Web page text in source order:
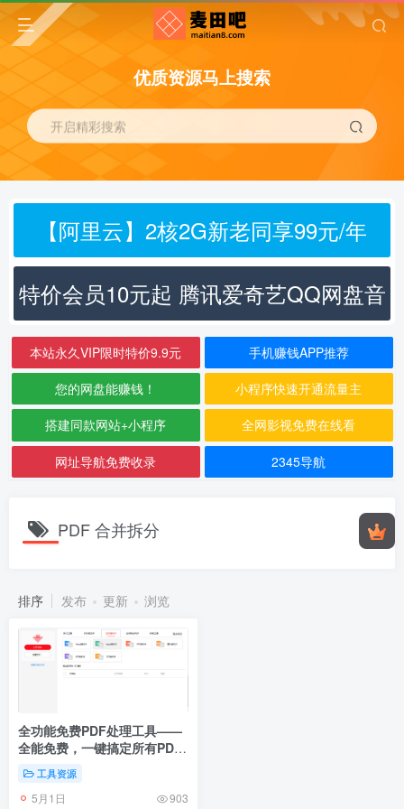
优质资源马上搜索
开启精彩搜索
【阿里云】2核2G新老同享99元/年
特价会员10元起 腾讯爱奇艺QQ网盘音
乐
本站永久VIP限时特价9.9元 手机赚钱APP推荐
您的网盘能赚钱！ 小程序快速开通流量主
搭建同款网站+小程序 全网影视免费在线看
网址导航免费收录 2345导航
PDF 合并拆分
排序 发布 更新 浏览
全功能免费PDF处理工具——
全能免费，一键搞定所有PDF
工具资源
5月1日 903